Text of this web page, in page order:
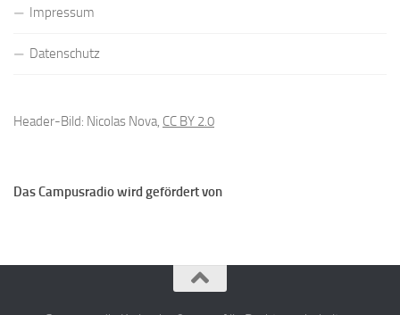
Impressum
Datenschutz
Header-Bild: Nicolas Nova, CC BY 2.0
Das Campusradio wird gefördert von